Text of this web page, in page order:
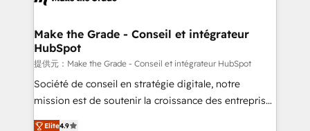
& reprise de données - Stratégie RevOps &
alignement Marketing / Sales - Data, reporting &
tableaux de bord - Onboarding, audit &
optimisation - Intégrations métiers (ERP, téléphonie,
e-commerce) - Formation & accompagnement au
Make the Grade - Conseil et intégrateur
HubSpot
提供元：Make the Grade - Conseil et intégrateur HubSpot
Société de conseil en stratégie digitale, notre
mission est de soutenir la croissance des entreprises
B2B à travers l’acquisition de nouveaux clients,
Elite4.9